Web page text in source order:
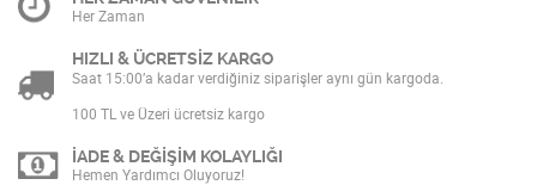
Her Zaman
HIZLI & ÜCRETSİZ KARGO
Saat 15:00’a kadar verdiğiniz siparişler aynı gün kargoda.
100 TL ve Üzeri ücretsiz kargo
İADE & DEĞİŞİM KOLAYLIĞI
Hemen Yardımcı Oluyoruz!